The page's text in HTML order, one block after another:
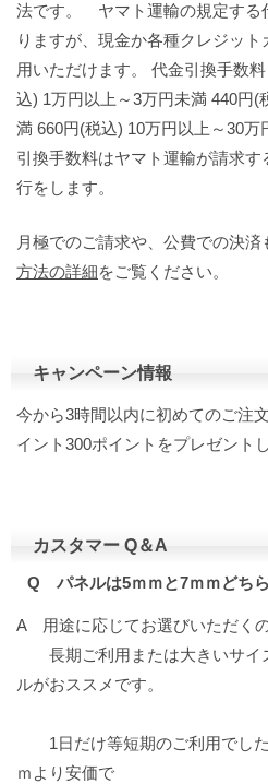
法です。 ヤマト運輸の規定する
りますが、現金か各種クレジット
用いただけます。 代金引換手数
込) 1万円以上～3万円未満 440円(
満 660円(税込) 10万円以上～30
引換手数料はヤマト運輸が請求
行をします。
月極でのご請求や、公費での決
方法の詳細をご覧ください。
キャンペーン情報
今から3時間以内に初めてのご注
イント300ポイントをプレゼントし
カスタマー Q＆A
Q パネルは5ｍｍと7ｍｍどち
A 用途に応じてお選びいただく
長期ご利用または大きいサイ
ルがおススメです。
1日だけ等短期のご利用でした
ｍより安価で